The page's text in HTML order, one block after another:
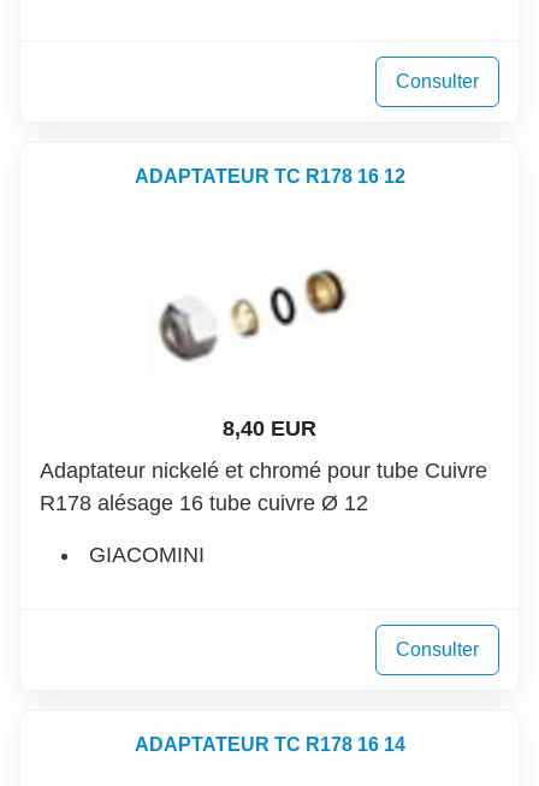
Consulter
ADAPTATEUR TC R178 16 12
8,40 EUR
Adaptateur nickelé et chromé pour tube Cuivre
R178 alésage 16 tube cuivre Ø 12
GIACOMINI
Consulter
ADAPTATEUR TC R178 16 14